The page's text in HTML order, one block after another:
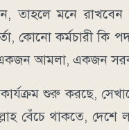
তাহলে মনে
কোনো কর্মচারী কি
আমলা, একজন
শুরু করছে,
বেঁচে থাকতে, দেশে